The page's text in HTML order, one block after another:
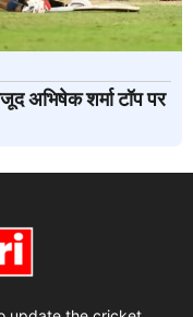
अभिषेक शर्मा टॉप पर